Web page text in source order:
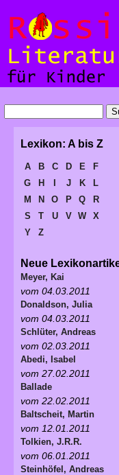
Lexikon: A bis Z
A B C D E
F
G
H J K
L
M
N O P Q
R
S
T U V W
X
Y
Z
Neue
Meyer, Kai
vom 04.03.2011
Donaldson, Julia
vom 04.03.2011
Schlüter, Andreas
vom 02.03.2011
Abedi, Isabel
vom 27.02.2011
Ballade
vom 22.02.2011
Baltscheit, Martin
vom 12.01.2011
Tolkien, J.R.R.
vom 06.01.2011
Steinhöfel, Andreas